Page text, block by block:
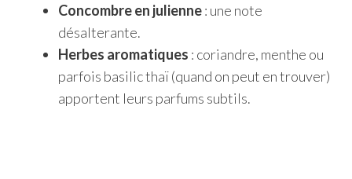
Concombre en julienne: une note
désalterante.
Herbes aromatiques : coriandre, menthe ou
parfois basilic thaï (quand on peut en trouver)
apportent leurs parfums subtils.